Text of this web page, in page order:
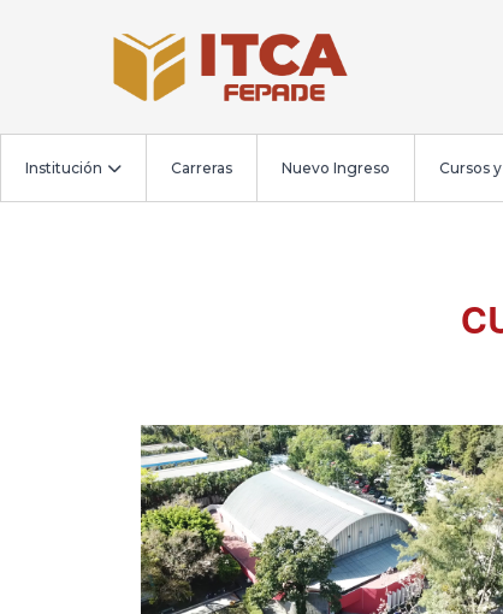
Institución Carreras Nuevo Ingreso Cursos